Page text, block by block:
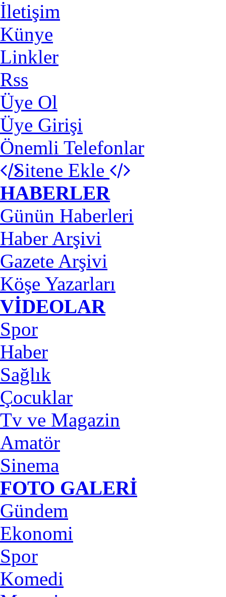
İletişim
Künye
Linkler
Rss
Üye Ol
Üye Girişi
Önemli Telefonlar
Sitene Ekle
HABERLER
Günün Haberleri
Haber Arşivi
Gazete Arşivi
Köşe Yazarları
VİDEOLAR
Spor
Haber
Sağlık
Çocuklar
Tv ve Magazin
Amatör
Sinema
FOTO GALERİ
Gündem
Ekonomi
Spor
Komedi